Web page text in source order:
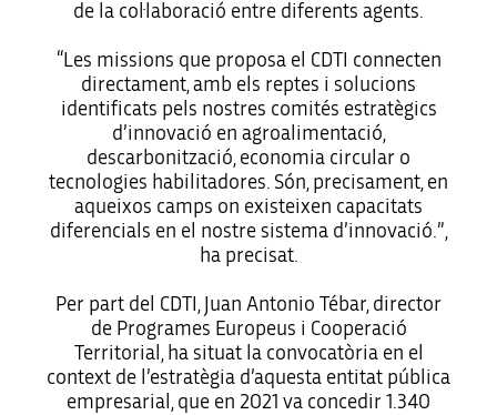
de la col·laboració entre diferents agents.
“Les missions que proposa el CDTI connecten
directament, amb els reptes i solucions
identificats pels nostres comités estratègics
d’innovació en agroalimentació,
descarbonització, economia circular o
tecnologies habilitadores. Són, precisament, en
aqueixos camps on existeixen capacitats
diferencials en el nostre sistema d’innovació.”,
ha precisat.
Per part del CDTI, Juan Antonio Tébar, director
de Programes Europeus i Cooperació
Territorial, ha situat la convocatòria en el
context de l’estratègia d’aquesta entitat pública
empresarial, que en 2021 va concedir 1.340